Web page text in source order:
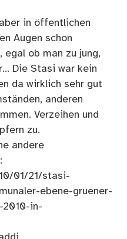
in öffentlichen
Augen schon
ob man zu jung,
Die Stasi war kein
da wirklich sehr gut
anderen
Verzeihen und
zu.
andere
01/21/stasi-
ebene-gruener-
in-